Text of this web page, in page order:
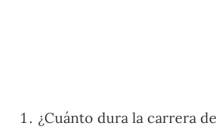
¿Cuánto dura la carrera de